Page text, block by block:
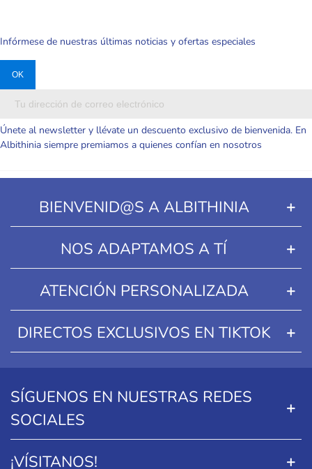
Infórmese de nuestras últimas noticias y ofertas especiales
Únete al newsletter y llévate un descuento exclusivo de bienvenida. En
Albithinia siempre premiamos a quienes confían en nosotros
BIENVENID@S A ALBITHINIA
NOS ADAPTAMOS A TÍ
ATENCIÓN PERSONALIZADA
DIRECTOS EXCLUSIVOS EN TIKTOK
SÍGUENOS EN NUESTRAS REDES
SOCIALES
¡VÍSITANOS!